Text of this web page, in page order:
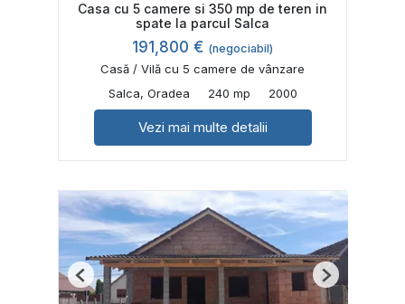
Casa cu 5 camere si 350 mp de teren in
spate la parcul Salca
191,800 € (negociabil)
Casă / Vilă cu 5 camere de vânzare
Salca, Oradea
240 mp 2000
Vezi mai multe detalii
Previous Next